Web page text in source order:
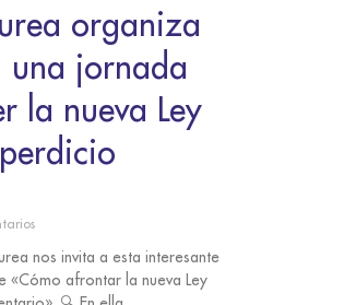
organiza
una jornada
la nueva Ley
nos invita a esta interesante
«Cómo afrontar la nueva Ley